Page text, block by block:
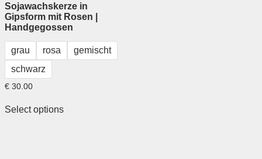
Sojawachskerze in
Gipsform mit Rosen |
Handgegossen
grau rosa
gemischt
schwarz
€ 30.00
Select options